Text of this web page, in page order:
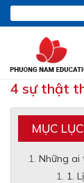
4 sự thật
MỤC
Những ai
1.